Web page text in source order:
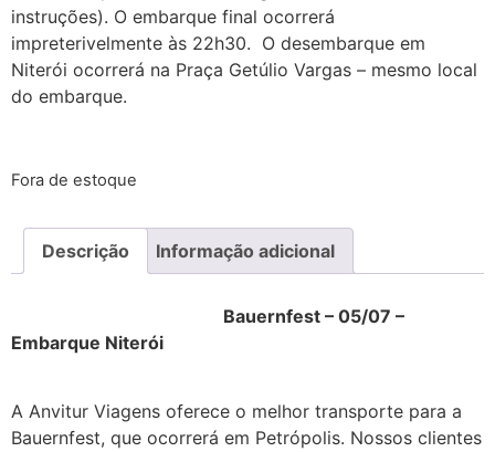
instruções). O embarque final ocorrerá
impreterivelmente às 22h30. O desembarque em
Niterói ocorrerá na Praça Getúlio Vargas – mesmo local
do embarque.
Fora de estoque
Descrição Informação adicional
Bauernfest – 05/07 –
Embarque Niterói
A Anvitur Viagens oferece o melhor transporte para a
Bauernfest, que ocorrerá em Petrópolis. Nossos clientes